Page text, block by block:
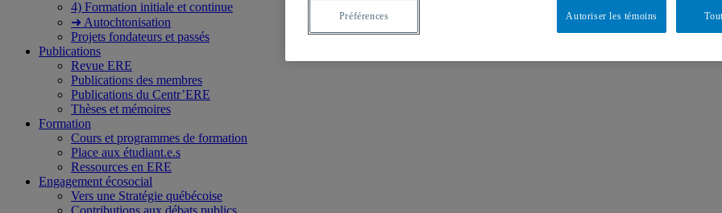
4) Formation initiale et continue
➜ Autochtonisation
Projets fondateurs et passés
Publications
Revue ERE
Publications des membres
Publications du Centr’ERE
Thèses et mémoires
Formation
Cours et programmes de formation
Place aux étudiant.e.s
Ressources en ERE
Engagement écosocial
Vers une Stratégie québécoise
Contributions aux débats publics
Autoriser les témoins
Préférences